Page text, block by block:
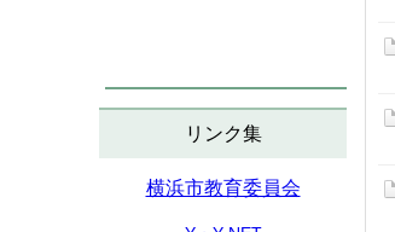
リンク集
横浜市教育委員会